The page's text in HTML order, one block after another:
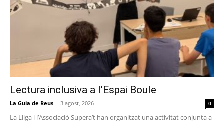
Lectura inclusiva a l’Espai Boule
La Guia de Reus - 3 agost, 2026 0
La Lliga i l’Associació Supera’t han organitzat una activitat conjunta a